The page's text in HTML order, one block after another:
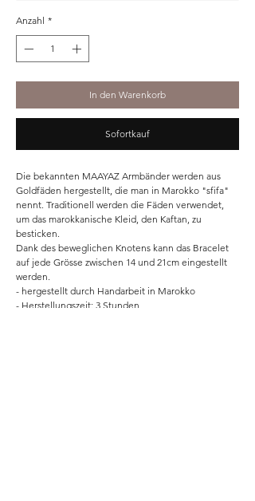
Anzahl *
In den Warenkorb
Sofortkauf
Die bekannten MAAYAZ Armbänder werden aus
Goldfäden hergestellt, die man in Marokko "sfifa"
nennt. Traditionell werden die Fäden verwendet,
um das marokkanische Kleid, den Kaftan, zu
besticken.
Dank des beweglichen Knotens kann das Bracelet
auf jede Grösse zwischen 14 und 21cm eingestellt
werden.
- hergestellt durch Handarbeit in Marokko
- Herstellungszeit: 3 Stunden